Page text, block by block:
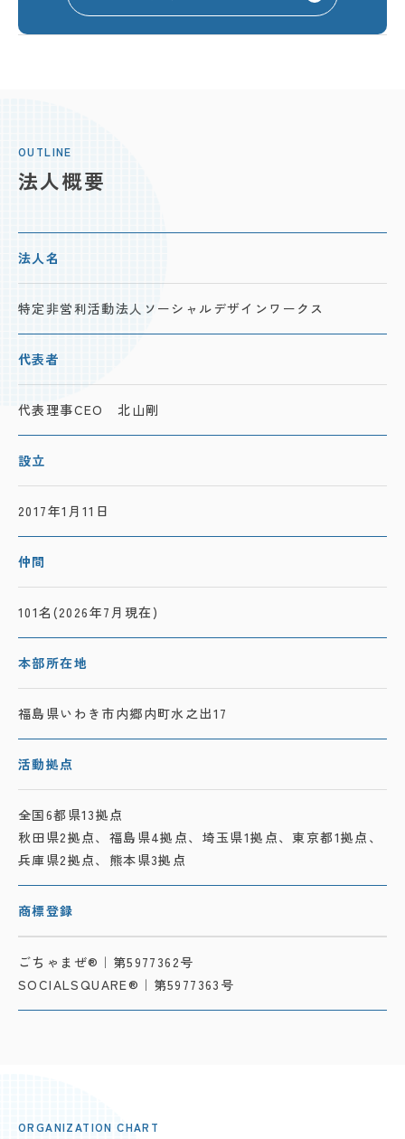
OUTLINE
法人概要
法人名
特定非営利活動法人 ソーシャルデザインワークス
代表者
代表理事CEO北山剛
設立
2017年1月11日
仲間
101名 (2026年7月現在)
本部所在地
福島県いわき市内郷内町水之出17
活動拠点
全国6都県13拠点
秋田県2拠点、 福島県4拠点、 埼玉県1拠点、 東京都1拠点、
兵庫県2拠点、 熊本県3拠点
商標登録
ごちゃまぜ®｜第5977362号
SOCIALSQUARE®｜第5977363号
ORGANIZATION CHART